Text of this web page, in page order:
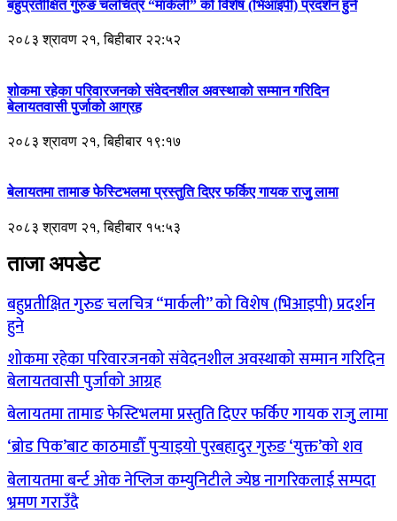
बहुप्रतीक्षित गुरुङ चलचित्र “मार्कली” को विशेष (भिआइपी) प्रदर्शन हुने
२०८३ श्रावण २१, बिहीबार २२:५२
शोकमा रहेका परिवारजनको संवेदनशील अवस्थाको सम्मान गरिदिन
बेलायतवासी पुर्जाको आग्रह
२०८३ श्रावण २१, बिहीबार १९:१७
बेलायतमा तामाङ फेस्टिभलमा प्रस्तुति दिएर फर्किए गायक राजुु लामा
२०८३ श्रावण २१, बिहीबार १५:५३
ताजा अपडेट
बहुप्रतीक्षित गुरुङ चलचित्र “मार्कली” को विशेष (भिआइपी) प्रदर्शन
हुने
शोकमा रहेका परिवारजनको संवेदनशील अवस्थाको सम्मान गरिदिन
बेलायतवासी पुर्जाको आग्रह
बेलायतमा तामाङ फेस्टिभलमा प्रस्तुति दिएर फर्किए गायक राजुु लामा
‘ब्रोड पिक’बाट काठमाडौँ पुर्‍याइयो पुरबहादुर गुरुङ ‘युक्त’को शव
बेलायतमा बर्न्ट ओक नेप्लिज कम्युनिटीले ज्येष्ठ नागरिकलाई सम्पदा
भ्रमण गराउँदै